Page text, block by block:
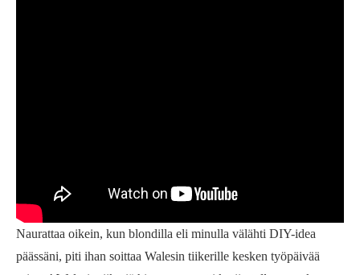
Naurattaa oikein, kun blondilla eli minulla välähti DIY-idea
päässäni, piti ihan soittaa Walesin tiikerille kesken työpäivää